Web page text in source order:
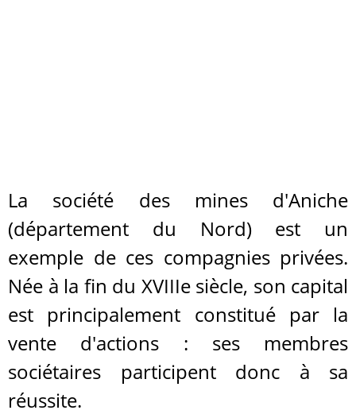
La société des mines d'Aniche
(département du Nord) est un
exemple de ces compagnies privées.
Née à la fin du XVIIIe siècle, son capital
est principalement constitué par la
vente d'actions : ses membres
sociétaires participent donc à sa
réussite.